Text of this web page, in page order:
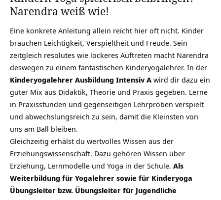
Narendra weiß wie!
Eine konkrete Anleitung allein reicht hier oft nicht. Kinder
brauchen Leichtigkeit, Verspieltheit und Freude. Sein
zeitgleich resolutes wie lockeres Auftreten macht Narendra
deswegen zu einem fantastischen Kinderyogalehrer. In der
Kinderyogalehrer Ausbildung Intensiv A wird dir dazu ein
guter Mix aus Didaktik, Theorie und Praxis gegeben. Lerne
in Praxisstunden und gegenseitigen Lehrproben verspielt
und abwechslungsreich zu sein, damit die Kleinsten von
uns am Ball bleiben.
Gleichzeitig erhälst du wertvolles Wissen aus der
Erziehungswissenschaft. Dazu gehören Wissen über
Erziehung, Lernmodelle und Yoga in der Schule. Als
Weiterbildung für Yogalehrer sowie für Kinderyoga
Übungsleiter bzw. Übungsleiter für Jugendliche